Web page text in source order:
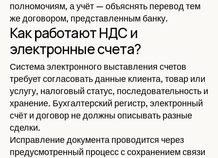
полномочиям, а учёт — объяснять перевод тем
же договором, представленным банку.
Как работают НДС и
электронные счета?
Система электронного выставления счетов
требует согласовать данные клиента, товар или
услугу, налоговый статус, последовательность и
хранение. Бухгалтерский регистр, электронный
счёт и договор не должны описывать разные
сделки.
Исправление документа проводится через
предусмотренный процесс с сохранением связи